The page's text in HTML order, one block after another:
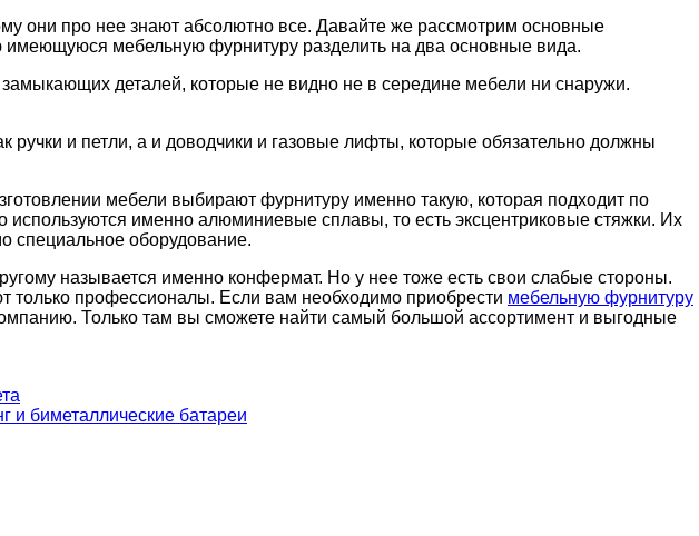
они про нее знают абсолютно все. Давайте же рассмотрим основные
мебельную фурнитуру разделить на два основные вида.
деталей, которые не видно не в середине мебели ни снаружи.
ручки и петли, а и доводчики и газовые лифты, которые обязательно должны
мебели выбирают фурнитуру именно такую, которая подходит по
используются именно алюминиевые сплавы, то есть эксцентриковые стяжки. Их
специальное оборудование.
называется именно конфермат. Но у нее тоже есть свои слабые стороны.
только профессионалы. Если вам необходимо приобрести мебельную фурнитуру
Только там вы сможете найти самый большой ассортимент и выгодные
и биметаллические батареи